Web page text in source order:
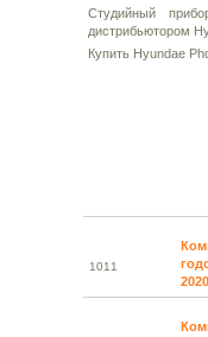
Студийный
дистрибьютором
Купить Hyundae
1011
2020